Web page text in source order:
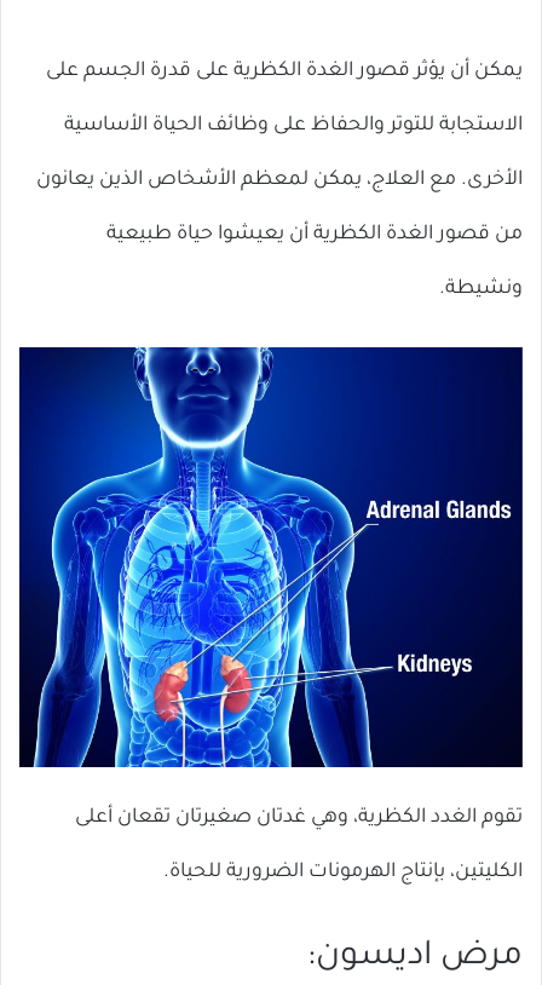
يمكن أن يؤثر قصور الغدة الكظرية على قدرة الجسم على
الاستجابة للتوتر والحفاظ على وظائف الحياة الأساسية
الأخرى. مع العلاج، يمكن لمعظم الأشخاص الذين يعانون
من قصور الغدة الكظرية أن يعيشوا حياة طبيعية
ونشيطة.
تقوم الغدد الكظرية، وهي غدتان صغيرتان تقعان أعلى
الكليتين، بإنتاج الهرمونات الضرورية للحياة.
مرض اديسون: